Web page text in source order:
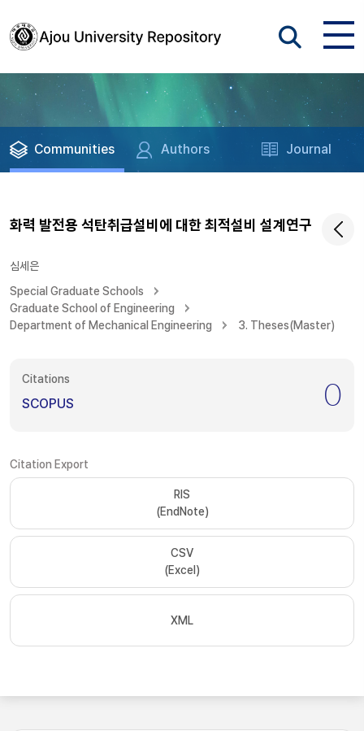
Communities Authors Journal
화력 발전용 석탄취급설비에 대한 최적설비 설계연구
심세은
Special Graduate Schools
Graduate School of Engineering
Department of Mechanical Engineering
3. Theses(Master)
Citations
SCOPUS 0
Citation Export
RIS
(EndNote)
CSV
(Excel)
XML